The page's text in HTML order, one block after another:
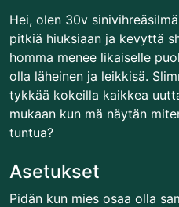
Hei, olen 30v
pitkiä hiuksiaan ja kevyttä
homma menee likaiselle
olla läheinen ja leikkisä.
tykkää kokeilla kaikkea
mukaan kun mä näytän
tuntua?
Asetukset
Pidän kun mies osaa olla